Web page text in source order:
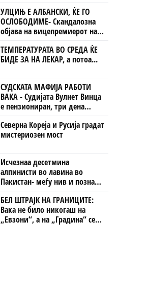
УЛЦИЊ Е АЛБАНСКИ, ЌЕ ГО
ОСЛОБОДИМЕ- Скандалозна
објава на вицепремиерот на
Црна Гора
ТЕМПЕРАТУРАТА ВО СРЕДА ЌЕ
БИДЕ ЗА НА ЛЕКАР, а потоа...
СУДСКАТА МАФИЈА РАБОТИ
ВАКА - Судијата Вулнет Винца
е пензиониран, три дена
откако му го врати пасошот
на бизнисменот Марковски
Северна Кореја и Русија градат
мистериозен мост
Исчезнаа десетмина
алпинисти во лавина во
Пакистан- меѓу нив и познат
Непалец
БЕЛ ШТРАЈК НА ГРАНИЦИТЕ:
Вака не било никогаш на
„Евзони“, а на „Градина“ се